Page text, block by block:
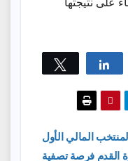
Tweet
المالي الأول
القدم فرصة تصفية